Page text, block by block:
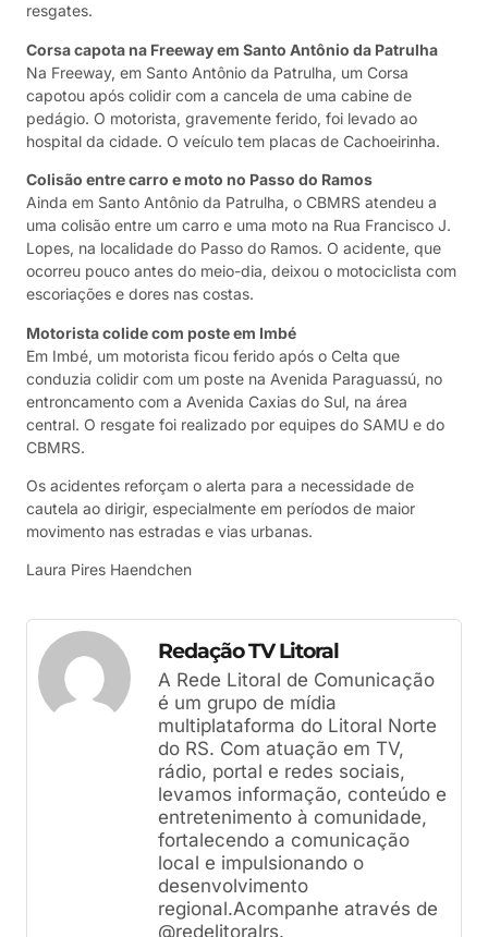
resgates.
Corsa capota na Freeway em Santo Antônio da Patrulha
Na Freeway, em Santo Antônio da Patrulha, um Corsa
capotou após colidir com a cancela de uma cabine de
pedágio. O motorista, gravemente ferido, foi levado ao
hospital da cidade. O veículo tem placas de Cachoeirinha.
Colisão entre carro e moto no Passo do Ramos
Ainda em Santo Antônio da Patrulha, o CBMRS atendeu a
uma colisão entre um carro e uma moto na Rua Francisco J.
Lopes, na localidade do Passo do Ramos. O acidente, que
ocorreu pouco antes do meio-dia, deixou o motociclista com
escoriações e dores nas costas.
Motorista colide com poste em Imbé
Em Imbé, um motorista ficou ferido após o Celta que
conduzia colidir com um poste na Avenida Paraguassú, no
entroncamento com a Avenida Caxias do Sul, na área
central. O resgate foi realizado por equipes do SAMU e do
CBMRS.
Os acidentes reforçam o alerta para a necessidade de
cautela ao dirigir, especialmente em períodos de maior
movimento nas estradas e vias urbanas.
Laura Pires Haendchen
Redação TV Litoral
A Rede Litoral de Comunicação
é um grupo de mídia
multiplataforma do Litoral Norte
do RS. Com atuação em TV,
rádio, portal e redes sociais,
levamos informação, conteúdo e
entretenimento à comunidade,
fortalecendo a comunicação
local e impulsionando o
desenvolvimento
regional.Acompanhe através de
@redelitoralrs.